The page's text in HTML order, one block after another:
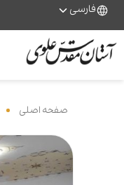
فارسی
صفحه اصلی